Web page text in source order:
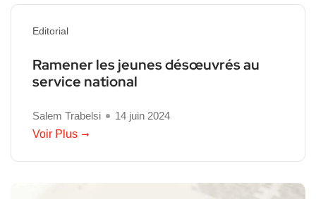
Editorial
Ramener les jeunes désœuvrés au
service national
Salem Trabelsi
14 juin 2024
Voir Plus